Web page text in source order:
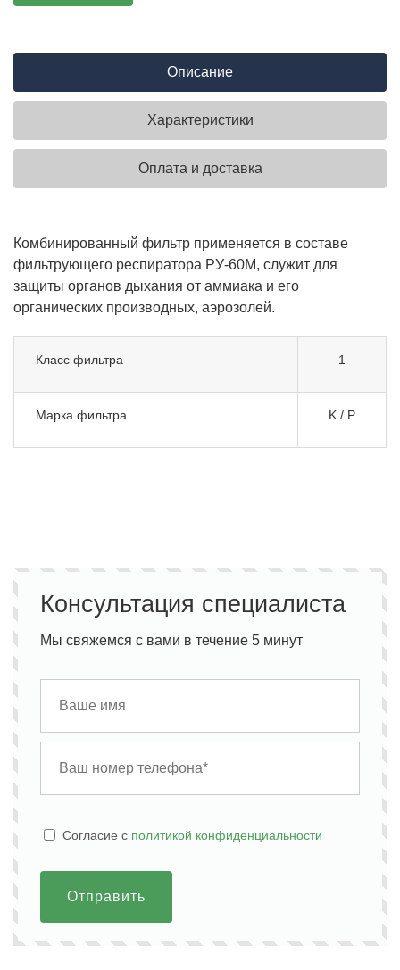
Описание
Характеристики
Оплата и доставка
Комбинированный фильтр применяется в составе
фильтрующего респиратора РУ-60М, служит для
защиты органов дыхания от аммиака и его
органических производных, аэрозолей.
Класс фильтра 1
Марка фильтра K / P
Консультация специалиста
Мы свяжемся с вами в течение 5 минут
Cогласие с политикой конфиденциальности
Отправить